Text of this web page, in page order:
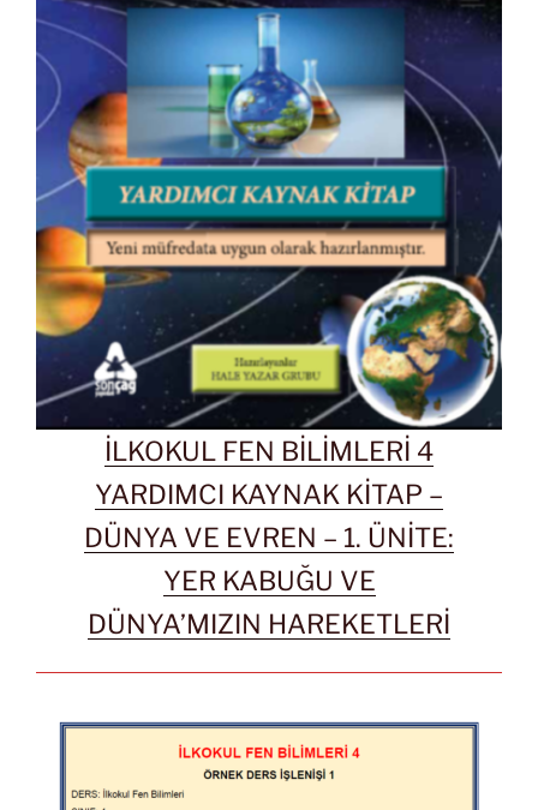
İLKOKUL FEN BİLİMLERİ 4
YARDIMCI KAYNAK KİTAP –
DÜNYA VE EVREN – 1. ÜNİTE:
YER KABUĞU VE
DÜNYA’MIZIN HAREKETLERİ